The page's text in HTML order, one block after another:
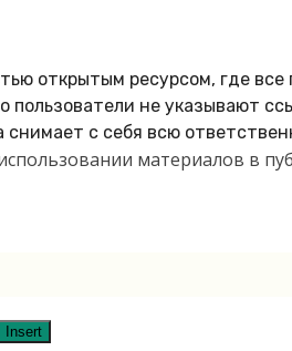
открытым ресурсом, где
пользователи не указывают
с себя всю
материалов в
Insert